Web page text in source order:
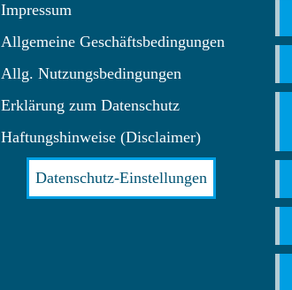
Impressum
Allgemeine Geschäftsbedingungen
Allg. Nutzungsbedingungen
Erklärung zum Datenschutz
Haftungshinweise (Disclaimer)
Datenschutz-Einstellungen